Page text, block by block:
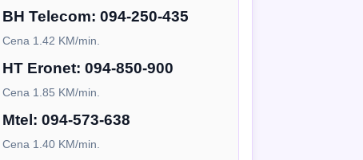
BH Telecom: 094-250-435
Cena 1.42 KM/min.
HT Eronet: 094-850-900
Cena 1.85 KM/min.
Mtel: 094-573-638
Cena 1.40 KM/min.